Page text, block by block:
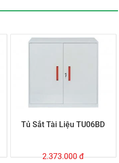
Tủ Sắt Tài Liệu TU06BD
2.373.000 đ